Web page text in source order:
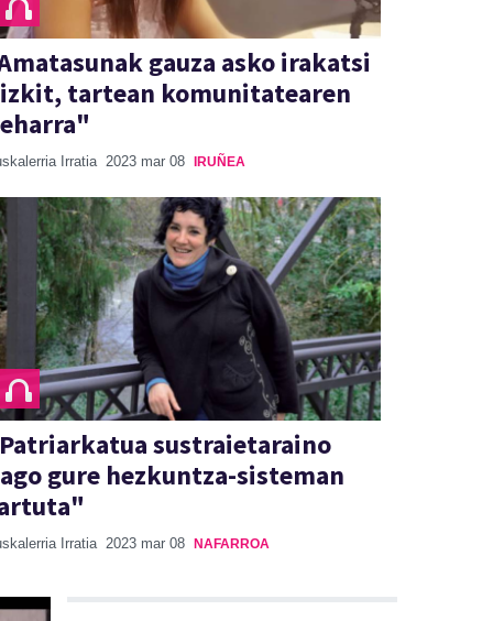
gauza asko irakatsi
tartean komunitatearen
Irratia 2023 mar 08 IRUÑEA
sustraietaraino
gure hezkuntza-sisteman
Irratia 2023 mar 08 NAFARROA